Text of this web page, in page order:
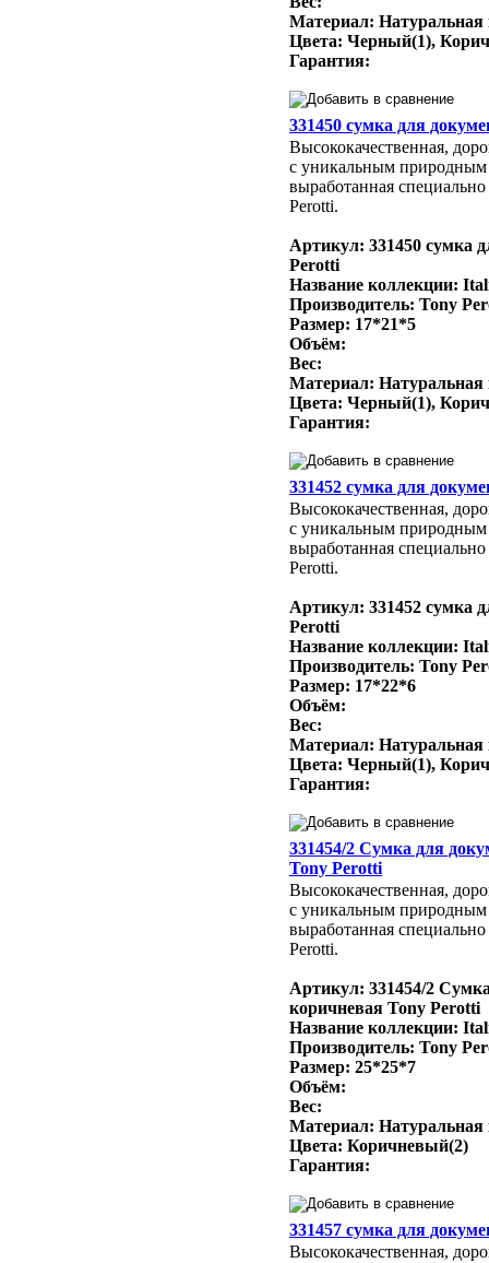
Материал: Натуральная
Цвета: Черный(1),
Гарантия:
331450 сумка для
Высококачественная,
с уникальным природным
выработанная
Perotti.
Артикул: 331450 сумка
Perotti
Название коллекции:
Производитель: Tony
Размер: 17*21*5
Объём:
Вес:
Материал: Натуральная
Цвета: Черный(1),
Гарантия:
331452 сумка для
Высококачественная,
с уникальным природным
выработанная
Perotti.
Артикул: 331452 сумка
Perotti
Название коллекции:
Производитель: Tony
Размер: 17*22*6
Объём:
Вес:
Материал: Натуральная
Цвета: Черный(1),
Гарантия:
331454/2 Сумка для
Tony Perotti
Высококачественная,
с уникальным природным
выработанная
Perotti.
Артикул: 331454/2
коричневая Tony Perotti
Название коллекции:
Производитель: Tony
Размер: 25*25*7
Объём:
Вес:
Материал: Натуральная
Цвета: Коричневый(2)
Гарантия:
331457 сумка для
Высококачественная,